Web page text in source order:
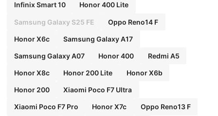
Infinix Smart 10 Honor 400 Lite
Samsung Galaxy S25 FE Oppo Reno14 F
Honor X6c Samsung Galaxy A17
Samsung Galaxy A07 Honor 400 Redmi A5
Honor X8c Honor 200 Lite Honor X6b
Honor 200 Xiaomi Poco F7 Ultra
Xiaomi Poco F7 Pro Honor X7c Oppo Reno13 F